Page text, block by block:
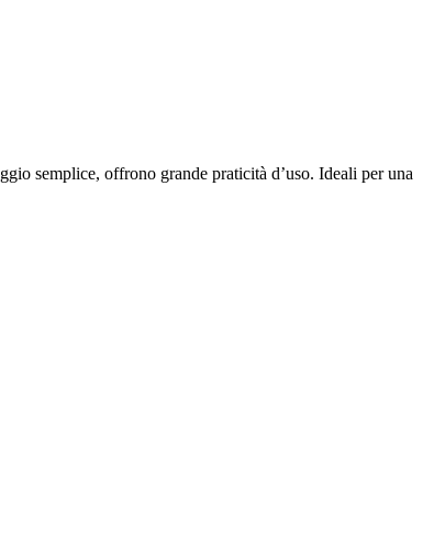
semplice, offrono grande praticità d’uso. Ideali per una